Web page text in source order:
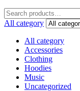
All category
All category
Accessories
Clothing
Hoodies
Music
Uncategorized